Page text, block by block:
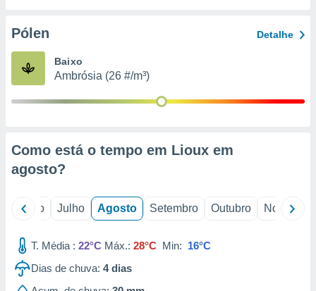
através
estudos
e
Pólen Detalhe
Baixo
Ambrósia (26 #/m³)
Como está o tempo em Lioux em
agosto?
Junho Julho Agosto Setembro Outubro Novembro
T. Média : 22°C Máx.: 28°C Min: 16°C
Dias de chuva: 4dias